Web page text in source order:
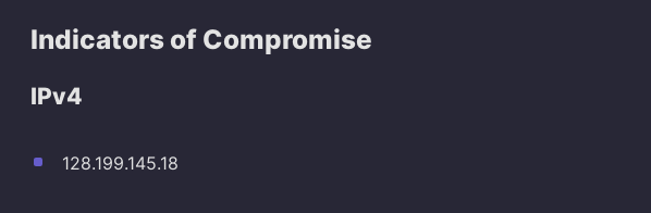
Indicators of Compromise
IPv4
128.199.145.18